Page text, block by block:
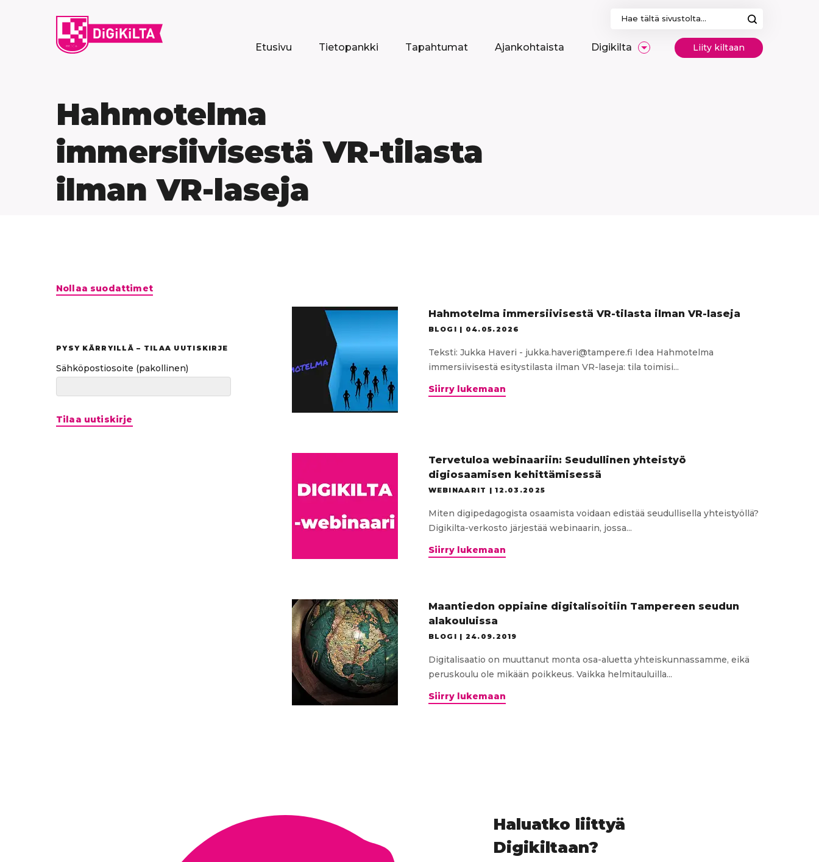
Haku:
Etusivu Tietopankki Tapahtumat Ajankohtaista Digikilta Liity kiltaan
Hahmotelma
immersiivisestä VR-tilasta
ilman VR-laseja
Hyppää
Nollaa suodattimet
PYSY KÄRRYILLÄ – TILAA UUTISKIRJE
Sähköpostiosoite (pakollinen)
Tilaa uutiskirje
Hahmotelma immersiivisestä VR-tilasta ilman VR-laseja
BLOGI | 04.05.2026
Teksti: Jukka Haveri - jukka.haveri@tampere.fi Idea Hahmotelma
immersiivisestä esitystilasta ilman VR-laseja: tila toimisi...
Siirry lukemaanHahmotelma
laseja
Tervetuloa webinaariin: Seudullinen yhteistyö
digiosaamisen kehittämisessä
WEBINAARIT |12.03.2025
Miten digipedagogista osaamista voidaan edistää seudullisella yhteistyöllä?
Digikilta-verkosto järjestää webinaarin, jossa...
Siirry lukemaanTervetuloa
digiosaamisen
kehittämisessä
Maantiedon oppiaine digitalisoitiin Tampereen seudun
alakouluissa
BLOGI | 24.09.2019
Digitalisaatio on muuttanut monta osa-aluetta yhteiskunnassamme, eikä
peruskoulu ole mikään poikkeus. Vaikka helmitauluilla...
Siirry lukemaanMaantiedon
Haluatko liittyä
Digikiltaan?